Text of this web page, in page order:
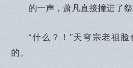
的一声，萧凡直接撞进了祭
“什么？！”天穹宗老祖
的。